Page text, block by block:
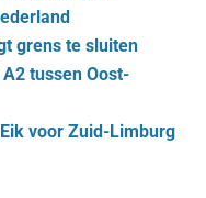
grens te sluiten
tussen Oost-
voor Zuid-Limburg